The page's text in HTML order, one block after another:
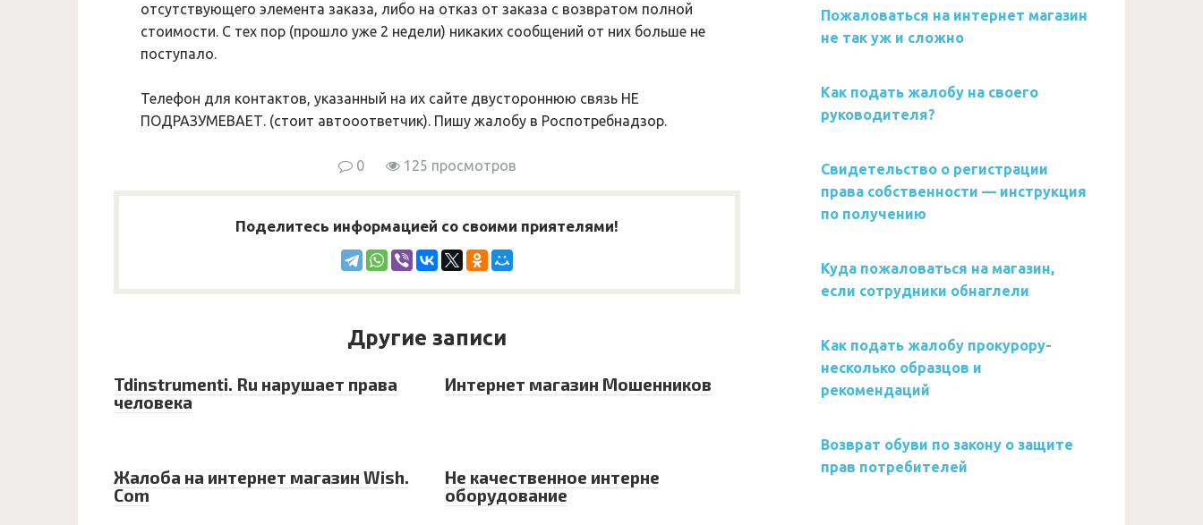
отсутствующего элемента заказа, либо на отказ от заказа с возвратом полной
стоимости. С тех пор (прошло уже 2 недели) никаких сообщений от них больше не
поступало.
Телефон для контактов, указанный на их сайте двустороннюю связь НЕ
ПОДРАЗУМЕВАЕТ. (стоит автооответчик). Пишу жалобу в Роспотребнадзор.
0 125 просмотров
Поделитесь информацией со своими приятелями!
Другие записи
Tdinstrumenti. Ru нарушает права
человека
Интернет магазин Мошенников
Жалоба на интернет магазин Wish.
Com
Не качественное интерне
оборудование
Пожаловаться на интернет магазин
не так уж и сложно
Как подать жалобу на своего
руководителя?
Свидетельство о регистрации
права собственности — инструкция
по получению
Куда пожаловаться на магазин,
если сотрудники обнаглели
Как подать жалобу прокурору-
несколько образцов и
рекомендаций
Возврат обуви по закону о защите
прав потребителей